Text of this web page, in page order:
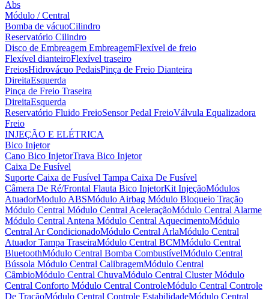
Abs
Módulo / Central
Bomba de vácuoCilindro
Reservatório Cilindro
Disco de Embreagem EmbreagemFlexível de freio
Flexível dianteiroFlexível traseiro
FreiosHidrovácuo PedaisPinça de Freio Dianteira
DireitaEsquerda
Pinça de Freio Traseira
DireitaEsquerda
Reservatório Fluido FreioSensor Pedal FreioVálvula Equalizadora
Freio
INJEÇÃO E ELÉTRICA
Bico Injetor
Cano Bico InjetorTrava Bico Injetor
Caixa De Fusível
Suporte Caixa de Fusível Tampa Caixa De Fusível
Câmera De Ré/Frontal Flauta Bico InjetorKit InjeçãoMódulos
AtuadorModulo ABSMódulo Airbag Módulo Bloqueio Tração
Módulo Central Módulo Central AceleraçãoMódulo Central Alarme
Módulo Central Antena Módulo Central AquecimentoMódulo
Central Ar CondicionadoMódulo Central ArlaMódulo Central
Atuador Tampa TraseiraMódulo Central BCMMódulo Central
BluetoothMódulo Central Bomba CombustívelMódulo Central
Bússola Módulo Central CalibragemMódulo Central
CâmbioMódulo Central ChuvaMódulo Central ClusterMódulo
Central Conforto Módulo Central ControleMódulo Central Controle
De TraçãoMódulo Central Controle EstabilidadeMódulo Central